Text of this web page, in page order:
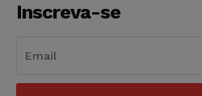
Inscreva-se